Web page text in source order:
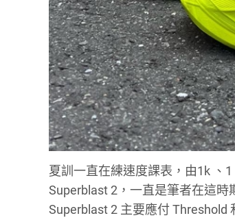
夏訓一直在練速度課表，由1k 、
Superblast 2，一直是筆者在這
Superblast 2 主要應付 Threshold